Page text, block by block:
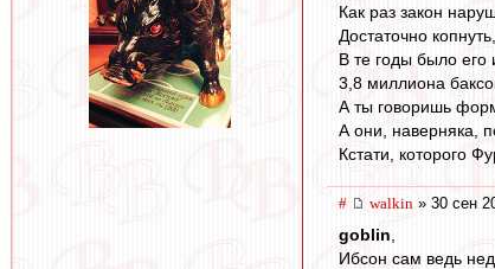
Как раз закон
Достаточно
В те годы было его
3,8 миллиона
А ты говоришь
А они, наверняка,
Кстати, которого
# walkin » 30 сен
goblin
Ибсон сам ведь